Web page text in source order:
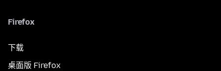
Firefox
下载
桌面版 Firefox